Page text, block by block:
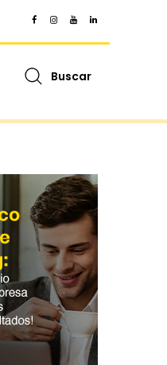
Buscar